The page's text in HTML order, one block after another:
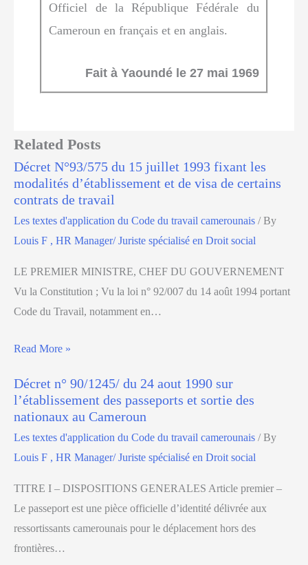
Officiel de la République Fédérale du
Cameroun en français et en anglais.
Fait à Yaoundé le 27 mai 1969
Related Posts
Décret N°93/575 du 15 juillet 1993 fixant les
modalités d’établissement et de visa de certains
contrats de travail
Les textes d'application du Code du travail camerounais / By
Louis F , HR Manager/ Juriste spécialisé en Droit social
LE PREMIER MINISTRE, CHEF DU GOUVERNEMENT
Vu la Constitution ; Vu la loi n° 92/007 du 14 août 1994 portant
Code du Travail, notamment en…
Read More »
Décret n° 90/1245/ du 24 aout 1990 sur
l’établissement des passeports et sortie des
nationaux au Cameroun
Les textes d'application du Code du travail camerounais / By
Louis F , HR Manager/ Juriste spécialisé en Droit social
TITRE I – DISPOSITIONS GENERALES Article premier –
Le passeport est une pièce officielle d’identité délivrée aux
ressortissants camerounais pour le déplacement hors des
frontières…